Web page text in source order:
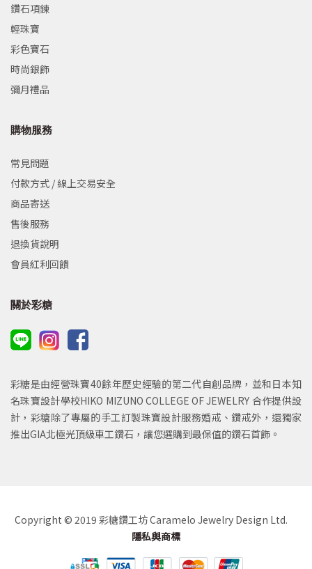
鑽石項鍊
輕珠寶
彩色寶石
時尚銀飾
彌月禮品
購物服務
常見問題
付款方式 / 線上交易安全
商品寄送
售後服務
退換貨說明
會員紅利回饋
關於彩糖
彩糖是由經營珠寶40餘年歷史經驗的第二代自創品牌，並和日本知
名珠寶設計學校HIKO MIZUNO COLLEGE OF JEWELRY 合作提供設
計，彩糖除了專屬的手工訂製珠寶設計服務婚戒、鑽戒外，還獨家
推出GIA北極光頂級車工鑽石，讓您選購到最保值的鑽石首飾。
Copyright © 2019 彩糖鑽工坊 Caramelo Jewelry Design Ltd.
隱私與商標